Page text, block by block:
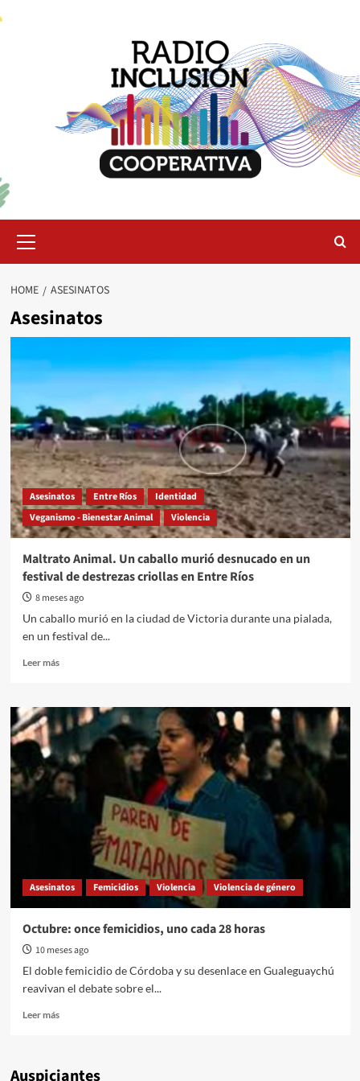
Menu
HOME ASESINATOS
Asesinatos
Asesinatos Entre Ríos
Identidad
Veganismo - Bienestar Animal
Violencia
Maltrato Animal. Un caballo murió desnucado en un
festival de destrezas criollas en Entre Ríos
8 meses ago
Un caballo murió en la ciudad de Victoria durante una pialada,
en un festival de...
Leer másRead
Maltrato
Animal.
Un
caballo
murió
desnucado
en
destrezas
en
Asesinatos Femicidios Violencia Violencia de género
Octubre: once femicidios, uno cada 28 horas
10 meses ago
El doble femicidio de Córdoba y su desenlace en Gualeguaychú
reavivan el debate sobre el...
Leer másRead
once
Auspiciantes